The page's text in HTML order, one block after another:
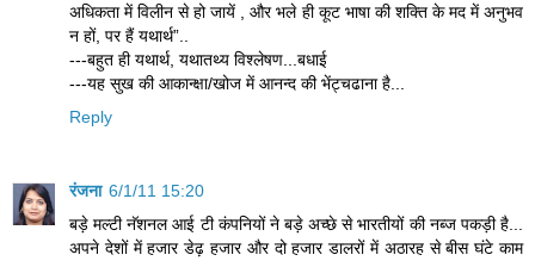
अधिकता में विलीन से हो जायें , और भले ही कूट भाषा की शक्ति के मद में अनुभव
न हों, पर हैं यथार्थ”..
---बहुत ही यथार्थ, यथातथ्य विश्लेषण...बधाई
---यह सुख की आकान्क्षा/खोज में आनन्द की भेंट्चढाना है...
Reply
रंजना 6/1/11 15:20
बड़े मल्टी नॅशनल आई टी कंपनियों ने बड़े अच्छे से भारतीयों की नब्ज पकड़ी है...
अपने देशों में हजार डेढ़ हजार और दो हजार डालरों में अठारह से बीस घंटे काम